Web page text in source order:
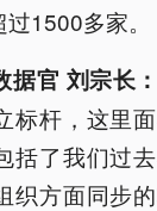
1500多家。
官 刘宗长：
标杆，这里
括了我们过
织方面同步